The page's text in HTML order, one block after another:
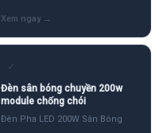
✓
Đèn sân bóng chuyền 200w
module chống chói
Đèn Pha LED 200W Sân Bóng